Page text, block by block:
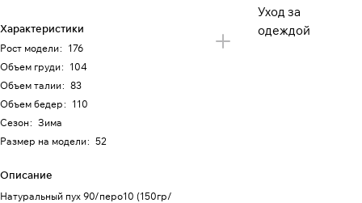
Характеристики
Рост модели: 176
Объем груди: 104
Объем талии: 83
Объем бедер: 110
Сезон: Зима
Размер на модели: 52
Описание
Натуральный пух 90/перо10 (150гр/
Уход за
одеждой